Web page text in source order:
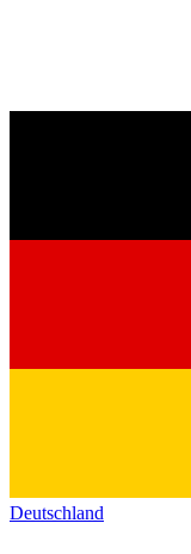
Deutschland